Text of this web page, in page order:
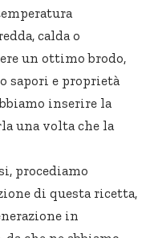
calda o
un ottimo brodo,
sapori e proprietà
inserire la
una volta che la
procediamo
di questa ricetta,
in